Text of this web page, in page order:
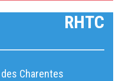
RHTC
Charentes